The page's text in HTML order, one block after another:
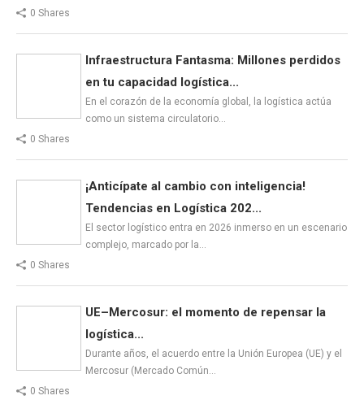
0 Shares
Infraestructura Fantasma: Millones perdidos
en tu capacidad logística...
En el corazón de la economía global, la logística actúa
como un sistema circulatorio…
0 Shares
¡Anticípate al cambio con inteligencia!
Tendencias en Logística 202...
El sector logístico entra en 2026 inmerso en un escenario
complejo, marcado por la…
0 Shares
UE–Mercosur: el momento de repensar la
logística...
Durante años, el acuerdo entre la Unión Europea (UE) y el
Mercosur (Mercado Común…
0 Shares